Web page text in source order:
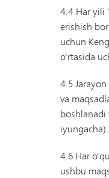
4.4 Har yili
erishish
uchun
o'rtasida
4.5
va
boshlanadi
iyungacha).
4.6 Har
ushbu